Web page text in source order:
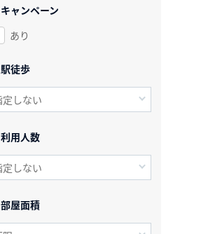
キャンペーン
あり
駅徒歩
利用人数
部屋面積